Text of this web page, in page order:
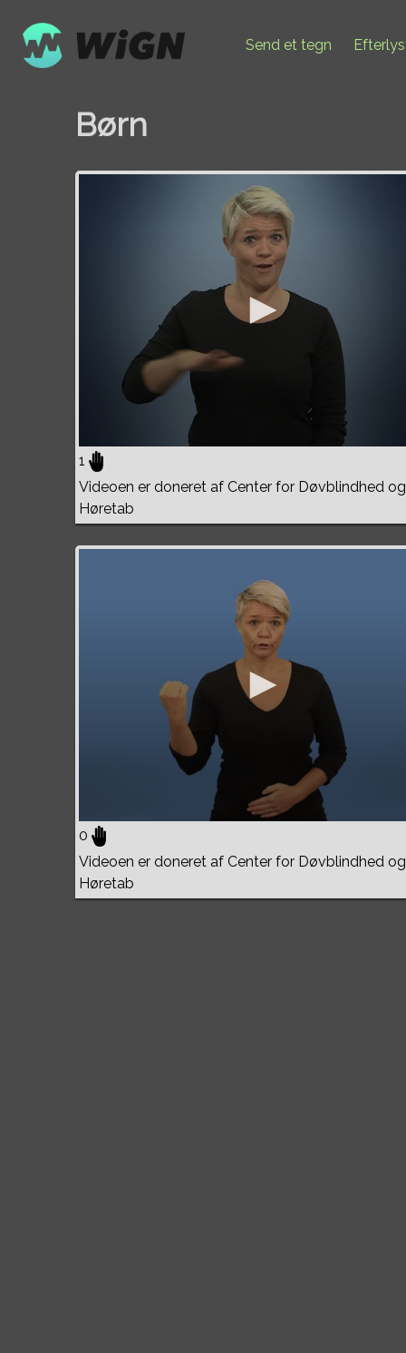
Send et tegn
Børn
1
Videoen er doneret af Center for Døvblindhed og
Høretab
0
Videoen er doneret af Center for Døvblindhed og
Høretab